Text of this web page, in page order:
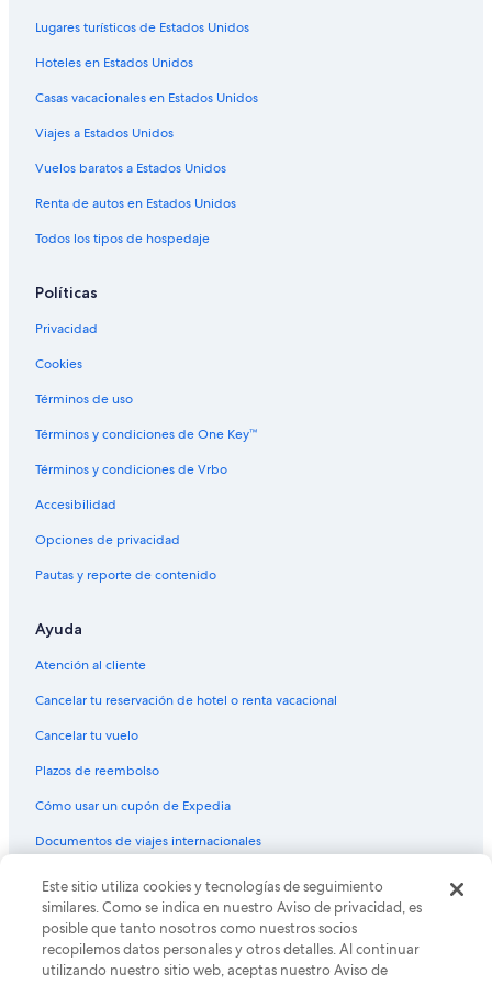
Hoteles con casino en Denver
Hoteles de golf en Denver
Hoteles con spa en Denver
Hoteles todo incluido en Denver
Hoteles de ski en Denver
Hoteles de lujo en Denver
Hoteles ecológicos en Denver
Hoteles familiares en Denver
Hoteles históricos en Denver
Hoteles románticos en Denver
Hoteles baratos en Denver
Hoteles boutique en Denver
Hoteles cerca de la catedral en Denver
Hoteles cerca del acuario en Denver
Hoteles cerca del bosque en Denver
Hoteles con bar en Denver
Hoteles con cocina en Denver
Hoteles con desayuno incluido en Denver
Hoteles con estacionamiento en Denver
Hoteles con gimnasio en Denver
Hoteles con sauna en Denver
Hoteles con hidromasaje en Denver
Hoteles con traslado del/al aeropuerto en Denver
Lugares turísticos de Estados Unidos
Hoteles en Estados Unidos
Casas vacacionales en Estados Unidos
Viajes a Estados Unidos
Vuelos baratos a Estados Unidos
Renta de autos en Estados Unidos
Todos los tipos de hospedaje
Políticas
Privacidad
Cookies
Términos de uso
Términos y condiciones de One Key™
Términos y condiciones de Vrbo
Accesibilidad
Opciones de privacidad
Pautas y reporte de contenido
Ayuda
Atención al cliente
Cancelar tu reservación de hotel o renta vacacional
Cancelar tu vuelo
Plazos de reembolso
Cómo usar un cupón de Expedia
Documentos de viajes internacionales
© 2026 Expedia, Inc., una empresa de Expedia Group. Todos los
derechos reservados. Expedia y el logo de Expedia son marcas
registradas o marcas comerciales de Expedia, Inc. CST# 2029030-50.
Este sitio utiliza cookies y tecnologías de seguimiento
similares. Como se indica en nuestro Aviso de privacidad, es
posible que tanto nosotros como nuestros socios
recopilemos datos personales y otros detalles. Al continuar
utilizando nuestro sitio web, aceptas nuestro Aviso de